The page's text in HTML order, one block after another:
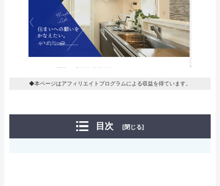
◆本ページはアフィリエイトプログラムによる収益を得ています。
目次 [閉じる]